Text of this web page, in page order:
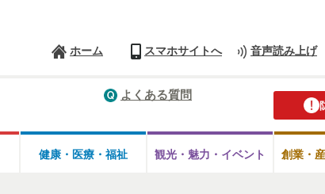
ホーム スマホサイトへ 音声読み上げ
よくある質問
健康・医療・ 福祉 観光・魅力・ イベント 創業・